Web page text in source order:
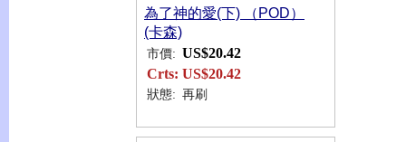
為了神的愛(下) （POD）
(卡森)
市價: US$20.42
Crts: US$20.42
狀態: 再刷